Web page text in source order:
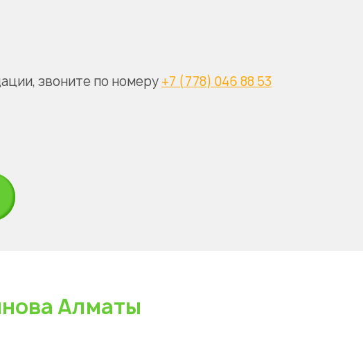
звоните по номеру +7 (778) 046 88 53
Алматы